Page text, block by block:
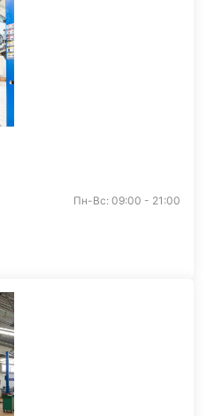
Пн-Вс: 09:00 - 21:00